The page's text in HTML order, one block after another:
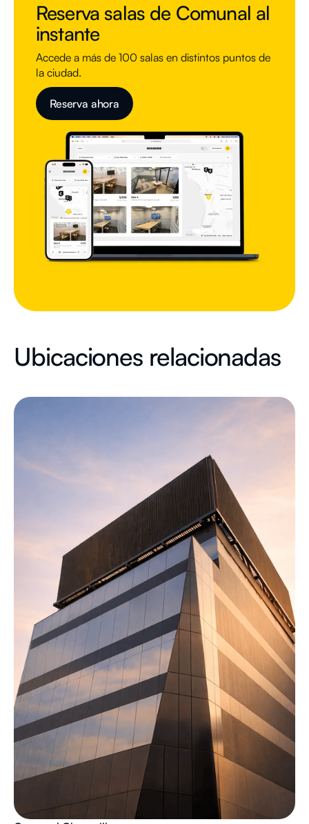
Reserva salas de Comunal al
instante
Accede a más de 100 salas en distintos puntos de
la ciudad.
Reserva ahora
Ubicaciones relacionadas